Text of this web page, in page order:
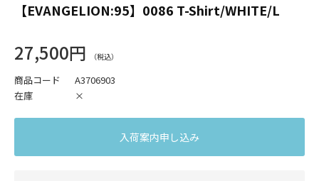
【EVANGELION:95】0086 T-Shirt/WHITE/L
27,500円
商品コード
A3706903
在庫
×
入荷案内申し込み